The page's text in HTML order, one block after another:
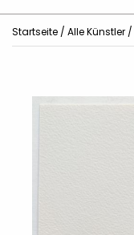
Startseite / Alle Künstler /